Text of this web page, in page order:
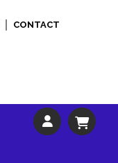
CONTACT